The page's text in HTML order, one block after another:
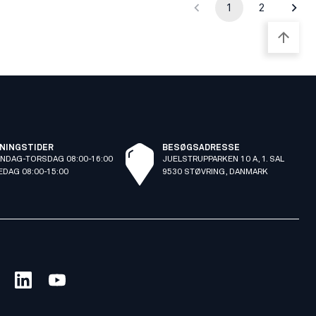
1 2
TORSDAG 08:00-16:00
08:00-15:00
BESØGSADRESSE
JUELSTRUPPARKEN 10 A, 1. SAL
9530 STØVRING, DANMARK